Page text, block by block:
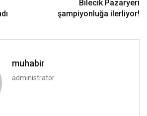
Bilecik Pazaryeri
şampiyonluğa ilerliyor!
muhabir
administrator